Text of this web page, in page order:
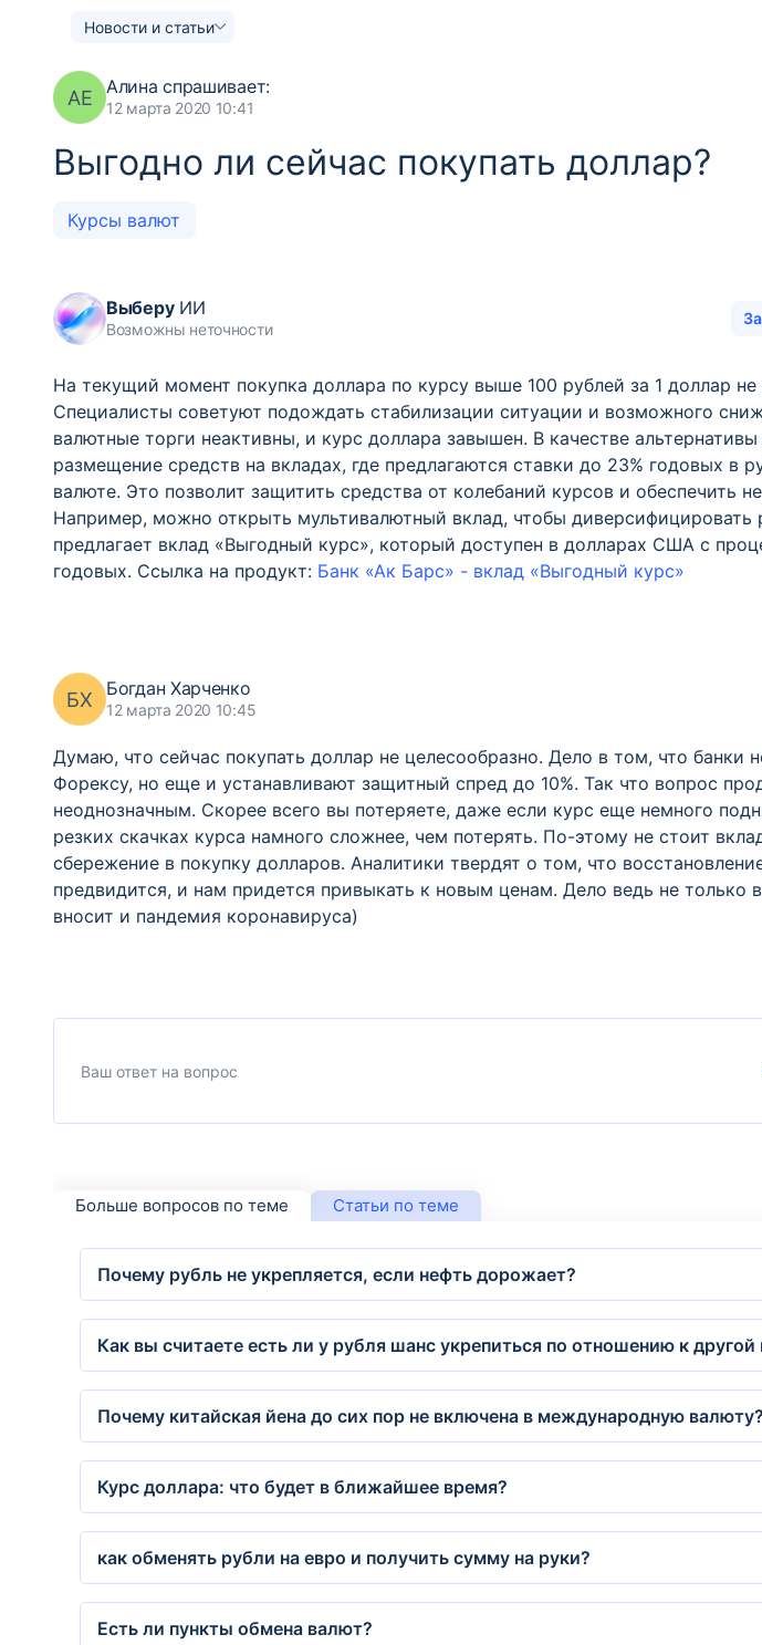
Новости и статьи
АЕ Алина спрашивает:
12 марта 2020 10:41
Выгодно ли сейчас покупать доллар?
Курсы валют
ВыберуИИ
Возможны неточности
На текущий момент покупка доллара по курсу выше 100 рублей за 1 доллар не
Специалисты советуют подождать стабилизации ситуации и возможного
валютные торги неактивны, и курс доллара завышен. В качестве
размещение средств на вкладах, где предлагаются ставки до 23% годовых в
валюте. Это позволит защитить средства от колебаний курсов и обеспечить
Например, можно открыть мультивалютный вклад, чтобы диверсифицировать
предлагает вклад «Выгодный курс», который доступен в долларах США с
годовых. Ссылка на продукт: Банк «Ак Барс» - вклад «Выгодный курс»
БХ Богдан Харченко
12 марта 2020 10:45
Думаю, что сейчас покупать доллар не целесообразно. Дело в том, что банки
Форексу, но еще и устанавливают защитный спред до 10%. Так что вопрос
неоднозначным. Скорее всего вы потеряете, даже если курс еще немного
резких скачках курса намного сложнее, чем потерять. По-этому не стоит
сбережение в покупку долларов. Аналитики твердят о том, что
предвидится, и нам придется привыкать к новым ценам. Дело ведь не только
вносит и пандемия коронавируса)
Больше вопросов по теме Статьи по теме
Почему рубль не укрепляется, если нефть дорожает?
Как вы считаете есть ли у рубля шанс укрепиться по отношению к другой
Почему китайская йена до сих пор не включена в международную
Курс доллара: что будет в ближайшее время?
как обменять рубли на евро и получить сумму на руки?
Есть ли пункты обмена валют?